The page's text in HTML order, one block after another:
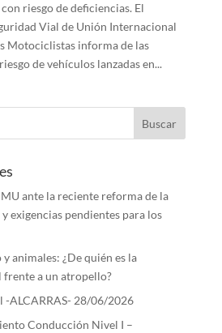
riesgo de deficiencias. El
Vial de Unión Internacional
Motociclistas informa de las
de vehículos lanzadas en...
ante la reciente reforma de la
y exigencias pendientes para los
animales: ¿De quién es la
frente a un atropello?
-ALCARRAS- 28/06/2026
Conducción Nivel I –